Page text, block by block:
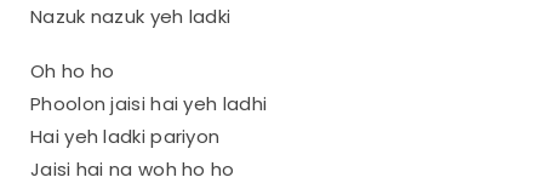
Nazuk nazuk yeh ladki
Oh ho ho
Phoolon jaisi hai yeh ladhi
Hai yeh ladki pariyon
Jaisi hai na woh ho ho